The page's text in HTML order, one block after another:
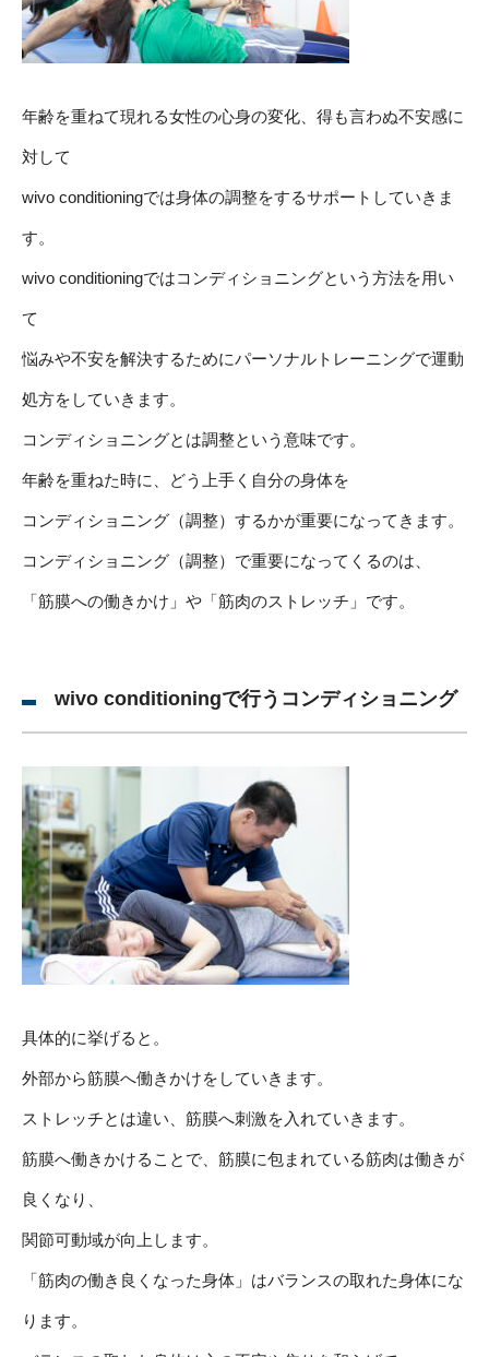
年齢を重ねて現れる女性の心身の変化、得も言わぬ不安感に
対して
wivo conditioningでは身体の調整をするサポートしていきま
す。
wivo conditioningではコンディショニングという方法を用い
て
悩みや不安を解決するためにパーソナルトレーニングで運動
処方をしていきます。
コンディショニングとは調整という意味です。
年齢を重ねた時に、どう上手く自分の身体を
コンディショニング（調整）するかが重要になってきます。
コンディショニング（調整）で重要になってくるのは、
「筋膜への働きかけ」や「筋肉のストレッチ」です。
wivo conditioningで行うコンディショニング
具体的に挙げると。
外部から筋膜へ働きかけをしていきます。
ストレッチとは違い、筋膜へ刺激を入れていきます。
筋膜へ働きかけることで、筋膜に包まれている筋肉は働きが
良くなり、
関節可動域が向上します。
「筋肉の働き良くなった身体」はバランスの取れた身体にな
ります。